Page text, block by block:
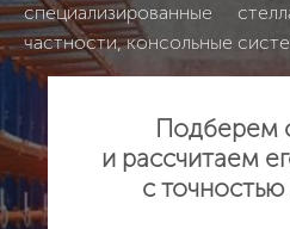
специализированные
частности, консольные
Подберем
и рассчитаем
с